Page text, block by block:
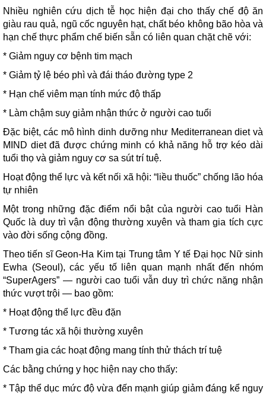
Nhiều nghiên cứu dịch tễ học hiện đại cho thấy chế độ ăn
giàu rau quả, ngũ cốc nguyên hạt, chất béo không bão hòa và
hạn chế thực phẩm chế biến sẵn có liên quan chặt chẽ với:
* Giảm nguy cơ bệnh tim mạch
* Giảm tỷ lệ béo phì và đái tháo đường type 2
* Hạn chế viêm mạn tính mức độ thấp
* Làm chậm suy giảm nhận thức ở người cao tuổi
Đặc biệt, các mô hình dinh dưỡng như Mediterranean diet và
MIND diet đã được chứng minh có khả năng hỗ trợ kéo dài
tuổi thọ và giảm nguy cơ sa sút trí tuệ.
Hoạt động thể lực và kết nối xã hội: “liều thuốc” chống lão hóa
tự nhiên
Một trong những đặc điểm nổi bật của người cao tuổi Hàn
Quốc là duy trì vận động thường xuyên và tham gia tích cực
vào đời sống cộng đồng.
Theo tiến sĩ Geon-Ha Kim tại Trung tâm Y tế Đại học Nữ sinh
Ewha (Seoul), các yếu tố liên quan mạnh nhất đến nhóm
“SuperAgers” — người cao tuổi vẫn duy trì chức năng nhận
thức vượt trội — bao gồm:
* Hoạt động thể lực đều đặn
* Tương tác xã hội thường xuyên
* Tham gia các hoạt động mang tính thử thách trí tuệ
Các bằng chứng y học hiện nay cho thấy:
* Tập thể dục mức độ vừa đến mạnh giúp giảm đáng kể nguy